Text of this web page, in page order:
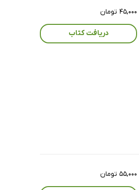
۴۵,۰۰۰ تومان
دریافت کتاب
۵۵,۰۰۰ تومان